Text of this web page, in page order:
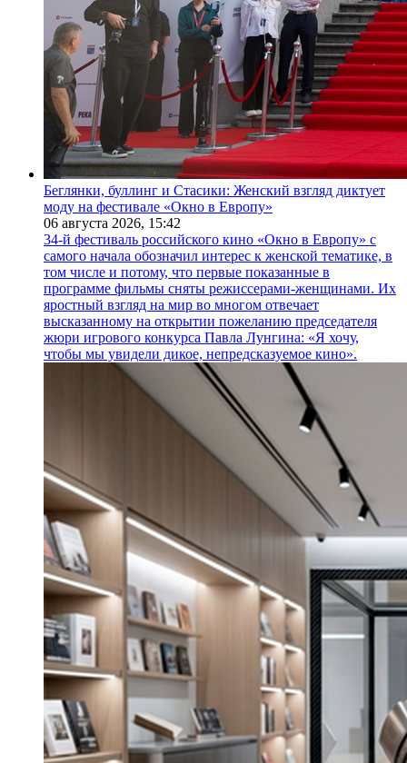
Беглянки, буллинг и Стасики: Женский взгляд диктует
моду на фестивале «Окно в Европу»
06 августа 2026, 15:42
34-й фестиваль российского кино «Окно в Европу» с
самого начала обозначил интерес к женской тематике, в
том числе и потому, что первые показанные в
программе фильмы сняты режиссерами-женщинами. Их
яростный взгляд на мир во многом отвечает
высказанному на открытии пожеланию председателя
жюри игрового конкурса Павла Лунгина: «Я хочу,
чтобы мы увидели дикое, непредсказуемое кино».